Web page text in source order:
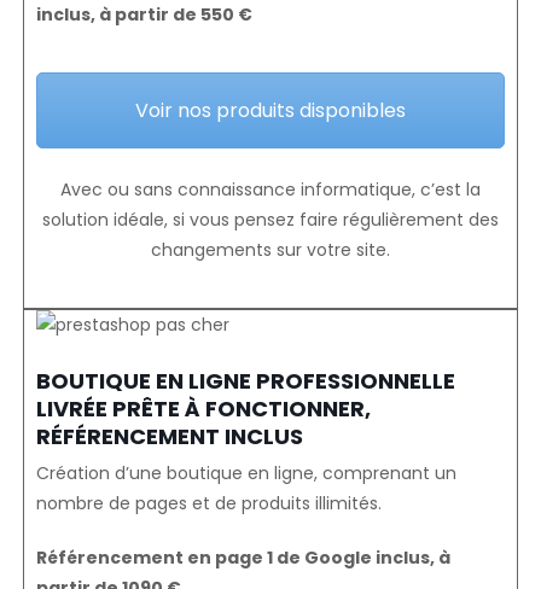
inclus, à partir de 550 €
Voir nos produits disponibles
Avec ou sans connaissance informatique, c’est la
solution idéale, si vous pensez faire régulièrement des
changements sur votre site.
BOUTIQUE EN LIGNE PROFESSIONNELLE
LIVRÉE PRÊTE À FONCTIONNER,
RÉFÉRENCEMENT INCLUS
Création d’une boutique en ligne, comprenant un
nombre de pages et de produits illimités.
Référencement en page 1 de Google inclus, à